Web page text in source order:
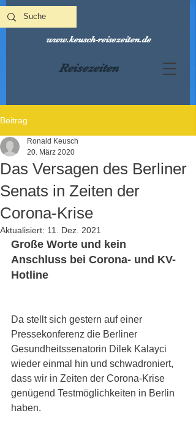
Reisezeiten
www.keusch-reisezeiten.de
Beitrag
Das Versagen des Berliner
Senats in Zeiten der
Corona-Krise
Ronald Keusch
20. März 2020
Aktualisiert: 11. Dez. 2021
Große Worte und kein
Anschluss bei Corona- und KV-
Hotline
Da stellt sich gestern auf einer
Pressekonferenz die Berliner
Gesundheitssenatorin Dilek Kalayci
wieder einmal hin und schwadroniert,
dass wir in Zeiten der Corona-Krise
genügend Testmöglichkeiten in Berlin
haben.